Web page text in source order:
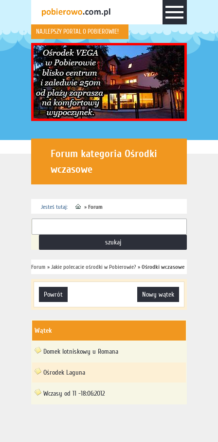
NAJLEPSZY PORTAL O POBIEROWIE!
Forum kategoria Ośrodki
wczasowe
Jesteś tutaj: » Forum
Forum » Jakie polecacie ośrodki w Pobierowie? » Ośrodki wczasowe
powrót nowy wątek
Wątek
Domek lotniskowy u Romana
Ośrodek Laguna
Wczasy od 11 -18:06:2012